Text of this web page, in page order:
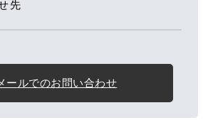
先
ールでのお問い合わせ